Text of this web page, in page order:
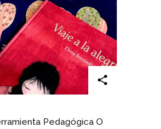
Pedagógica O